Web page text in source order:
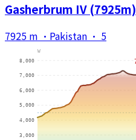
Gasherbrum IV (7925m)
7925 m · Pakistan · 5